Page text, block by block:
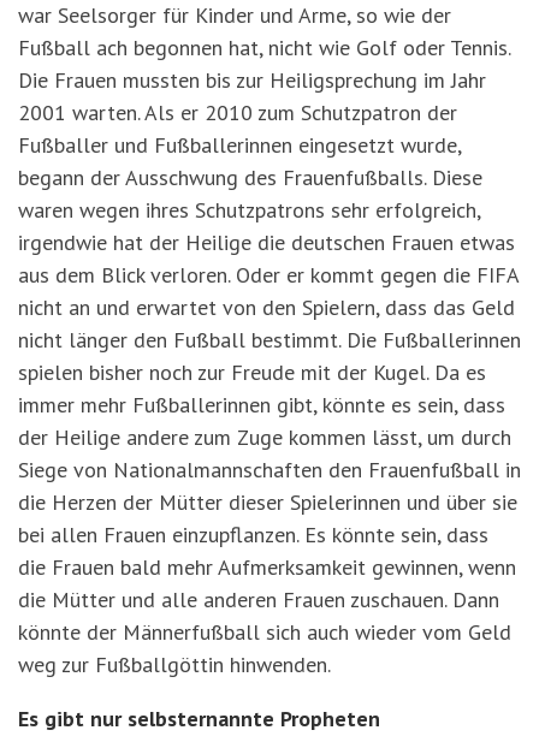
war Seelsorger für Kinder und Arme, so wie der
Fußball ach begonnen hat, nicht wie Golf oder Tennis.
Die Frauen mussten bis zur Heiligsprechung im Jahr
2001 warten. Als er 2010 zum Schutzpatron der
Fußballer und Fußballerinnen eingesetzt wurde,
begann der Ausschwung des Frauenfußballs. Diese
waren wegen ihres Schutzpatrons sehr erfolgreich,
irgendwie hat der Heilige die deutschen Frauen etwas
aus dem Blick verloren. Oder er kommt gegen die FIFA
nicht an und erwartet von den Spielern, dass das Geld
nicht länger den Fußball bestimmt. Die Fußballerinnen
spielen bisher noch zur Freude mit der Kugel. Da es
immer mehr Fußballerinnen gibt, könnte es sein, dass
der Heilige andere zum Zuge kommen lässt, um durch
Siege von Nationalmannschaften den Frauenfußball in
die Herzen der Mütter dieser Spielerinnen und über sie
bei allen Frauen einzupflanzen. Es könnte sein, dass
die Frauen bald mehr Aufmerksamkeit gewinnen, wenn
die Mütter und alle anderen Frauen zuschauen. Dann
könnte der Männerfußball sich auch wieder vom Geld
weg zur Fußballgöttin hinwenden.
Es gibt nur selbsternannte Propheten